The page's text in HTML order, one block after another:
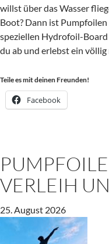
willst über das Wasser
Boot? Dann ist
speziellen Hydrofoil-
du ab und erlebst ein völlig
Teile es mit deinen Freunden!
Facebook
VERLEIH
25. August 2026